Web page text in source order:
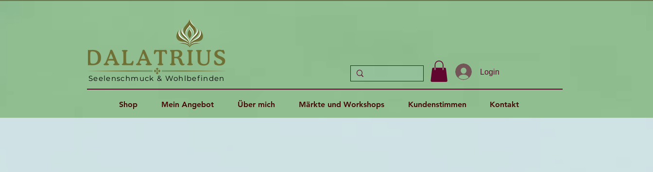
Seelenschmuck & Wohlbefinden
Login
Shop Mein Angebot Über mich Märkte und Workshops Kundenstimmen Kontakt